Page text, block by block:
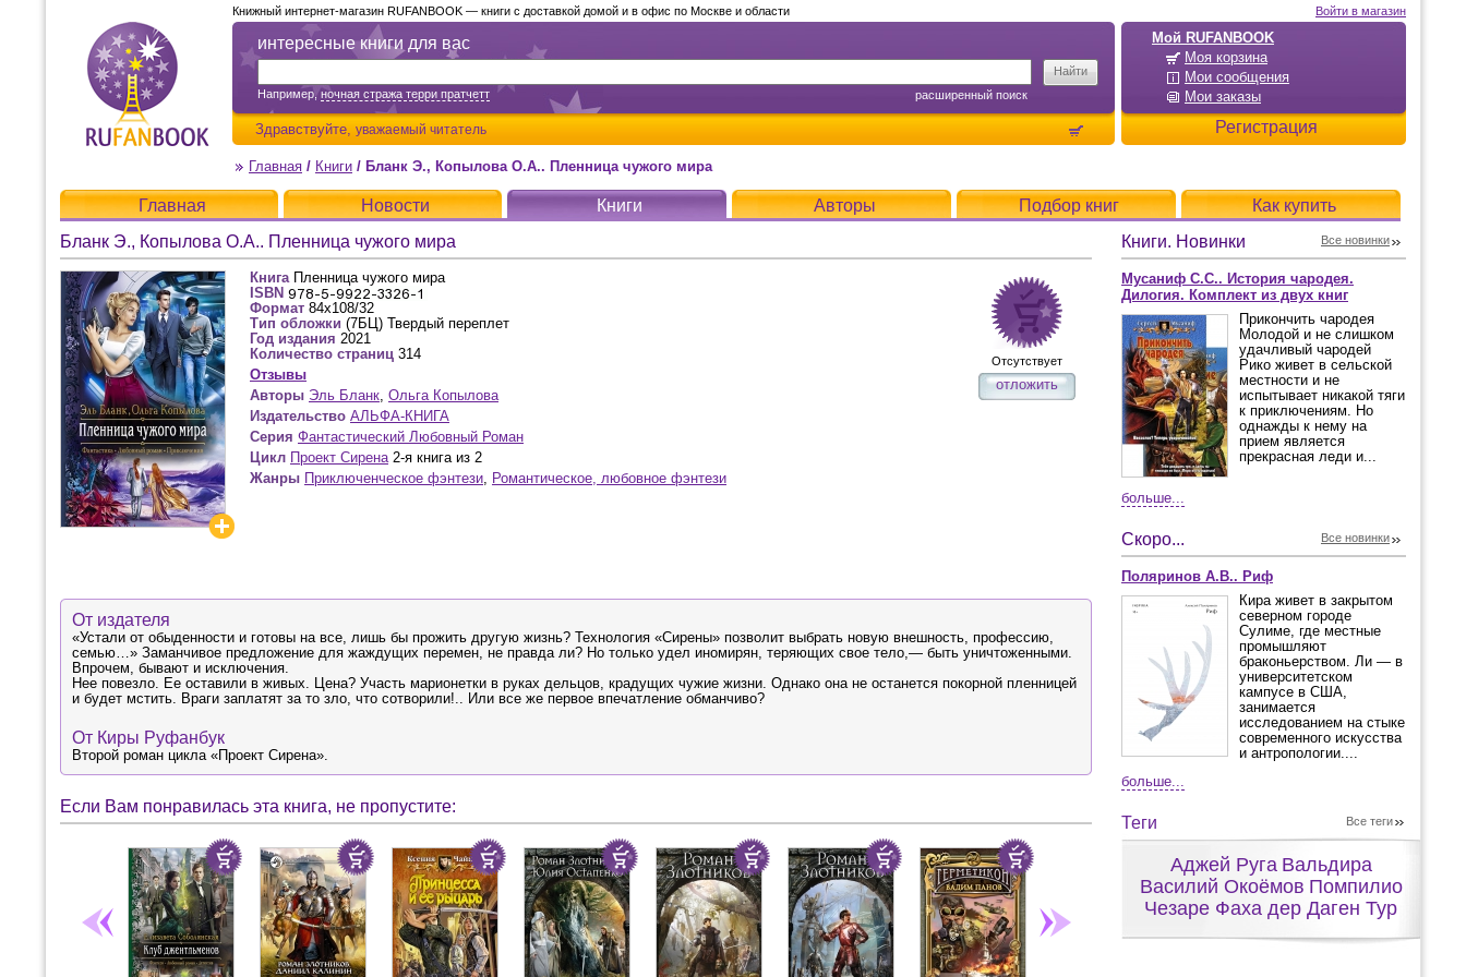
Мой RUFANBOOK
Моя корзина
Мои сообщения
Мои заказы
Регистрация
Войти в магазин
интересные книги для вас
Например,ночная стража терри пратчетт расширенный поиск
Здравствуйте, уважаемый читатель
Книжный интернет-магазин RUFANBOOK — книги с доставкой домой и в офис по Москве и области
Главная / Книги / Бланк Э., Копылова О.А.. Пленница чужого мира
Главная Новости Книги Авторы Подбор книг
Как купить
Бланк Э., Копылова О.А.. Пленница чужого мира
Книга Пленница чужого мира
ISBN
Формат 84х108/32
Тип обложки (7БЦ) Твердый переплет
Год издания 2021
Количество страниц 314
Отзывы
Авторы Эль Бланк, Ольга Копылова
Издательство АЛЬФА-КНИГА
Серия Фантастический Любовный Роман
Цикл Проект Сирена2-я книга из 2
Жанры Приключенческое фэнтези, Романтическое, любовное фэнтези
Отсутствует
отложить
От издателя
«Устали от обыденности и готовы на все, лишь бы прожить другую жизнь? Технология «Сирены» позволит выбрать новую внешность, профессию,
семью…» Заманчивое предложение для жаждущих перемен, не правда ли? Но только удел иномирян, теряющих свое тело,— быть уничтоженными.
Впрочем, бывают и исключения.
Нее повезло. Ее оставили в живых. Цена? Участь марионетки в руках дельцов, крадущих чужие жизни. Однако она не останется покорной пленницей
и будет мстить. Враги заплатят за то зло, что сотворили!.. Или все же первое впечатление обманчиво?
От Киры Руфанбук
Второй роман цикла «Проект Сирена».
Если Вам понравилась эта книга, не пропустите:
Книги. Новинки Все новинки
Мусаниф С.С.. История чародея.
Дилогия. Комплект из двух книг
Прикончить чародея
Молодой и не слишком
удачливый чародей
Рико живет в сельской
местности и не
испытывает никакой тяги
к приключениям. Но
однажды к нему на
прием является
прекрасная леди и...
больше...
Скоро... Все новинки
Поляринов А.В.. Риф
Кира живет в закрытом
северном городе
Сулиме, где местные
промышляют
браконьерством. Ли — в
университетском
кампусе в США,
занимается
исследованием на стыке
современного искусства
и антропологии....
больше...
Теги Все теги
Аджей Руга Вальдира
Василий Окоёмов Помпилио
Чезаре Фаха дер Даген Тур